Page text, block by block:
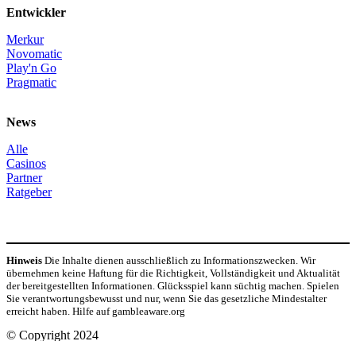
Entwickler
Merkur
Novomatic
Play'n Go
Pragmatic
News
Alle
Casinos
Partner
Ratgeber
Hinweis Die Inhalte dienen ausschließlich zu Informationszwecken. Wir
übernehmen keine Haftung für die Richtigkeit, Vollständigkeit und Aktualität
der bereitgestellten Informationen. Glücksspiel kann süchtig machen. Spielen
Sie verantwortungsbewusst und nur, wenn Sie das gesetzliche Mindestalter
erreicht haben. Hilfe auf gambleaware.org
© Copyright 2024